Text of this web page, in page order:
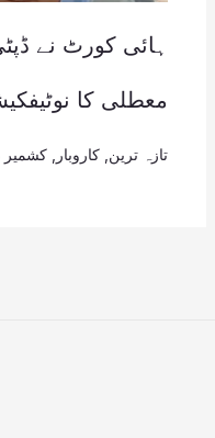
ہائی کورٹ نے
معطلی کا
تازہ ترین کاروبار کشمیر